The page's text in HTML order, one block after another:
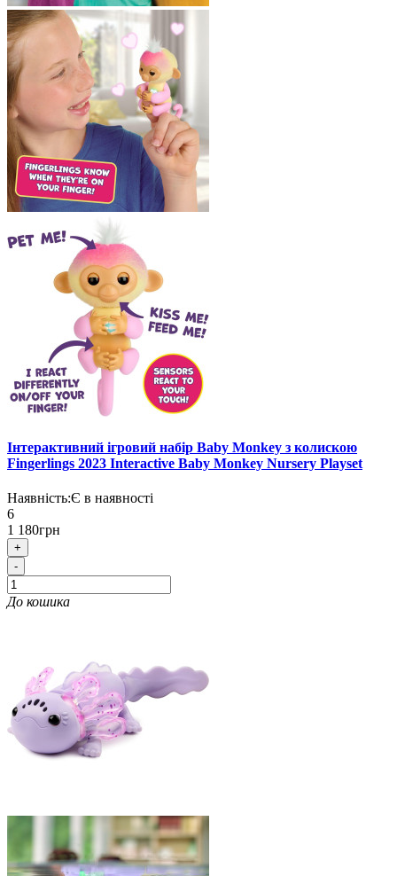
Інтерактивний ігровий набір Baby Monkey з колискою
Fingerlings 2023 Interactive Baby Monkey Nursery Playset
Наявність:Є в наявності
6
1 180грн
+
-
До кошика